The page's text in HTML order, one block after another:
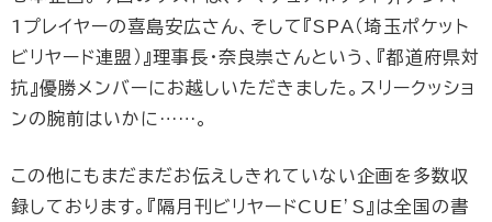
1プレイヤーの喜島安広さん、そして『SPA（埼玉ポケット
ビリヤード連盟）』理事長・奈良崇さんという、『都道府県対
抗』優勝メンバーにお越しいただきました。スリークッショ
ンの腕前はいかに……。
この他にもまだまだお伝えしきれていない企画を多数収
録しております。『隔月刊ビリヤードCUE’S』は全国の書